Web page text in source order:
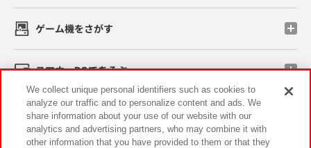
ゲーム機をさがす
スマホ・PCであそぶ
イベント・キャンペーン
We collect unique personal identifiers such as cookies to
analyze our traffic and to personalize content and ads. We
share information about your use of our website with our
analytics and advertising partners, who may combine it with
other information that you have provided to them or that they